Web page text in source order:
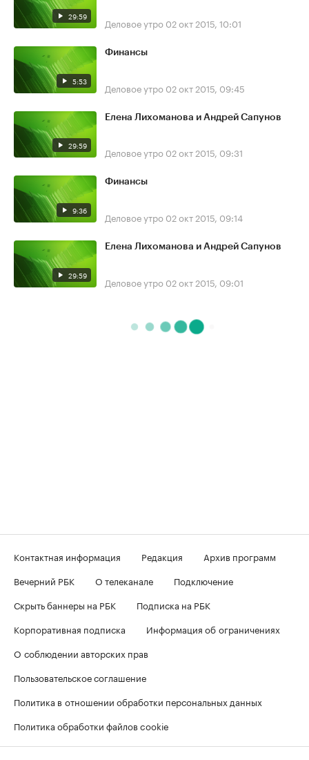
29:59 Деловое утро 02 окт 2015, 10:01
5:53
Финансы
Деловое утро 02 окт 2015, 09:45
29:59
Елена Лихоманова и Андрей Сапунов
Деловое утро 02 окт 2015, 09:31
9:36
Финансы
Деловое утро 02 окт 2015, 09:14
29:59
Елена Лихоманова и Андрей Сапунов
Деловое утро 02 окт 2015, 09:01
Контактная информация Редакция
Архив программ
Вечерний РБК
О телеканале
Подключение
Скрыть баннеры на РБК
Подписка на РБК
Корпоративная подписка
Информация об ограничениях
О соблюдении авторских прав
Пользовательское соглашение
Политика в отношении обработки персональных данных
Политика обработки файлов cookie